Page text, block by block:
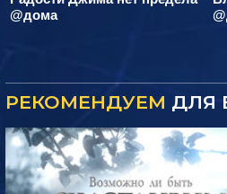
@дома
РЕКОМЕНДУЕМ ДЛЯ